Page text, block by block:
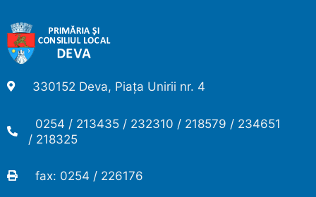
330152 Deva, Piața Unirii nr. 4
0254 / 213435 / 232310 / 218579 / 234651
/ 218325
fax: 0254 / 226176